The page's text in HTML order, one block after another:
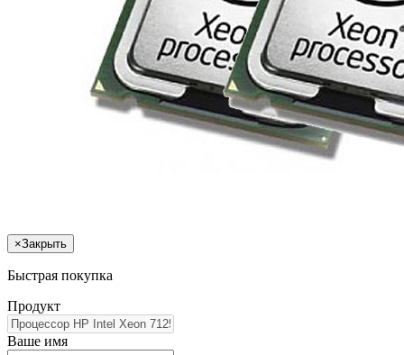
×Закрыть
Быстрая покупка
Продукт
Ваше имя